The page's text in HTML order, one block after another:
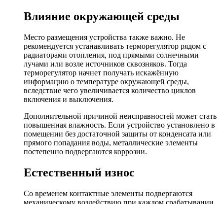
Влияние окружающей среды
Место размещения устройства также важно. Не
рекомендуется устанавливать терморегулятор рядом с
радиаторами отопления, под прямыми солнечными
лучами или возле источников сквозняков. Тогда
терморегулятор начнет получать искажённую
информацию о температуре окружающей среды,
вследствие чего увеличивается количество циклов
включения и выключения.
Дополнительной причиной неисправностей может стать
повышенная влажность. Если устройство установлено в
помещении без достаточной защиты от конденсата или
прямого попадания воды, металлические элементы
постепенно подвергаются коррозии.
Естественный износ
Со временем контактные элементы подвергаются
механическому воздействию при каждом срабатывании.